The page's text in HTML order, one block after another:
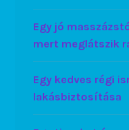
Egy jó
mert meglátszik
Egy kedves régi
lakásbiztosítása